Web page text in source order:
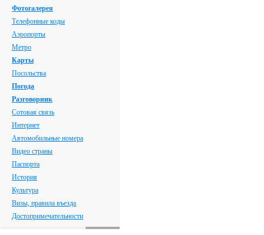
Фотогалерея
Телефонные коды
Аэропорты
Метро
Карты
Посольства
Погода
Разговорник
Сотовая связь
Интернет
Автомобильные номера
Видео страны
Паспорта
История
Культура
Визы, правила въезда
Достопримечательности